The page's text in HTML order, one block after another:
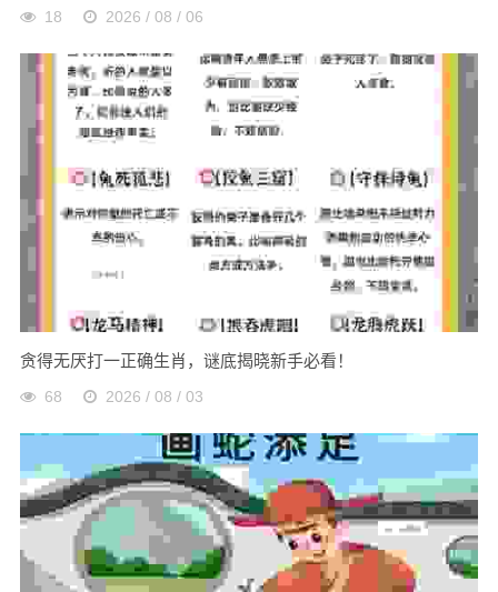
18 2026 / 08 / 06
贪得无厌打一正确生肖，谜底揭晓新手必看！
68 2026 / 08 / 03